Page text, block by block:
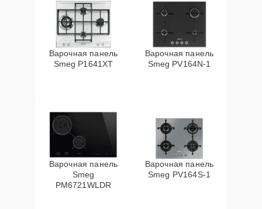
Варочная панель
Smeg P1641XT
Варочная панель
Smeg PV164N-1
Варочная панель
Smeg
PM6721WLDR
Варочная панель
Smeg PV164S-1